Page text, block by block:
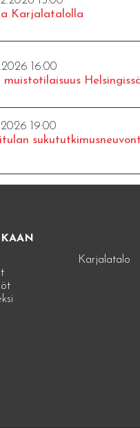
Karjalatalolla
16:00
Helsingissä
19:00
Karjalatalo